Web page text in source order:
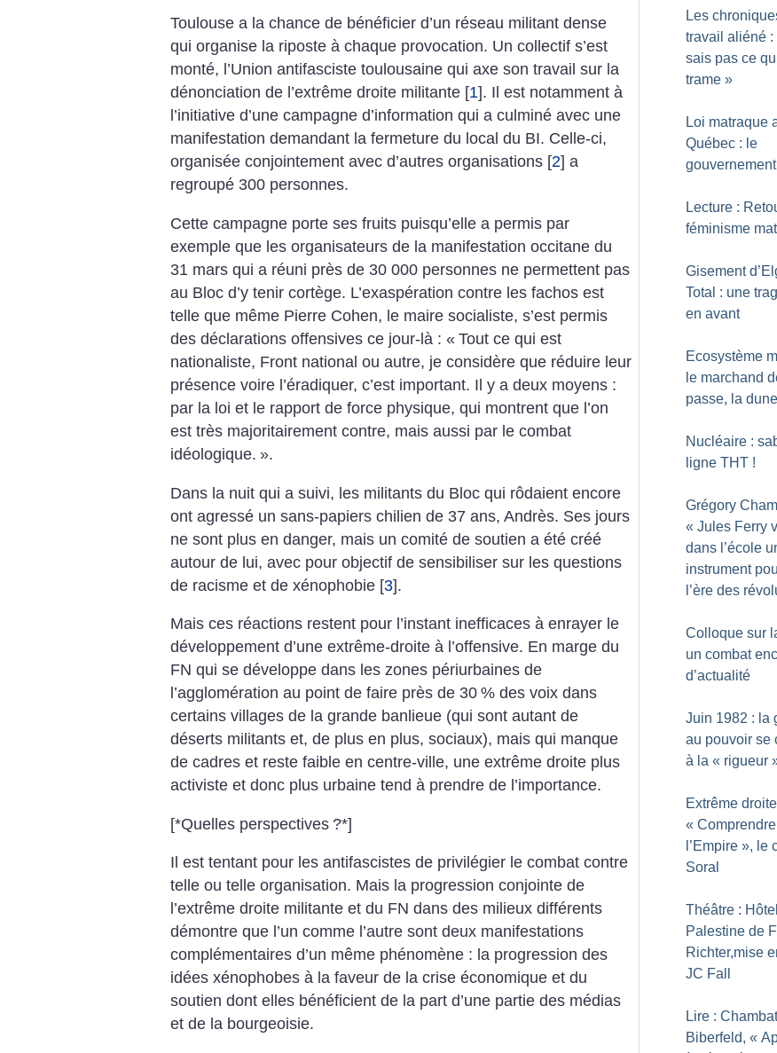
Toulouse a la chance de bénéficier d’un réseau militant dense
qui organise la riposte à chaque provocation. Un collectif s’est
monté, l’Union antifasciste toulousaine qui axe son travail sur la
dénonciation de l’extrême droite militante [1]. Il est notamment à
l’initiative d’une campagne d’information qui a culminé avec une
manifestation demandant la fermeture du local du BI. Celle-ci,
organisée conjointement avec d’autres organisations [2] a
regroupé 300 personnes.
Cette campagne porte ses fruits puisqu’elle a permis par
exemple que les organisateurs de la manifestation occitane du
31 mars qui a réuni près de 30 000 personnes ne permettent pas
au Bloc d’y tenir cortège. L’exaspération contre les fachos est
telle que même Pierre Cohen, le maire socialiste, s’est permis
des déclarations offensives ce jour-là : « Tout ce qui est
nationaliste, Front national ou autre, je considère que réduire leur
présence voire l’éradiquer, c’est important. Il y a deux moyens :
par la loi et le rapport de force physique, qui montrent que l’on
est très majoritairement contre, mais aussi par le combat
idéologique. ».
Dans la nuit qui a suivi, les militants du Bloc qui rôdaient encore
ont agressé un sans-papiers chilien de 37 ans, Andrès. Ses jours
ne sont plus en danger, mais un comité de soutien a été créé
autour de lui, avec pour objectif de sensibiliser sur les questions
de racisme et de xénophobie [3].
Mais ces réactions restent pour l’instant inefficaces à enrayer le
développement d’une extrême-droite à l’offensive. En marge du
FN qui se développe dans les zones périurbaines de
l’agglomération au point de faire près de 30 % des voix dans
certains villages de la grande banlieue (qui sont autant de
déserts militants et, de plus en plus, sociaux), mais qui manque
de cadres et reste faible en centre-ville, une extrême droite plus
activiste et donc plus urbaine tend à prendre de l’importance.
[*Quelles perspectives ?*]
Il est tentant pour les antifascistes de privilégier le combat contre
telle ou telle organisation. Mais la progression conjointe de
l’extrême droite militante et du FN dans des milieux différents
démontre que l’un comme l’autre sont deux manifestations
complémentaires d’un même phénomène : la progression des
idées xénophobes à la faveur de la crise économique et du
soutien dont elles bénéficient de la part d’une partie des médias
et de la bourgeoisie.
Les
travail aliéné :
sais pas ce
trame »
Loi matraque
Québec : le
Lecture :
féminisme
Gisement
Total : une
en avant
Ecosystème
le marchand
passe, la
Nucléaire :
ligne THT !
Grégory
« Jules Ferry
dans l’école
instrument
l’ère des
Colloque sur
un combat
d’actualité
Juin 1982 : la
au pouvoir se
à la « rigueur
Extrême
« Comprendre
l’Empire », le
Soral
Théâtre : Hôtel
Palestine de
Richter,mise
JC Fall
Lire :
Biberfeld, «